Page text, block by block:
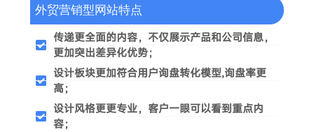
外贸营销型网站特点
传递更全面的内容，不仅展示产品和公司信息，
更加突出差异化优势；
设计板块更加符合用户询盘转化模型,询盘率更
高；
设计风格更更专业，客户一眼可以看到重点内
容；